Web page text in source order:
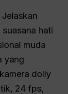
Jelaskan
hati
muda
yang
dolly
24 fps,